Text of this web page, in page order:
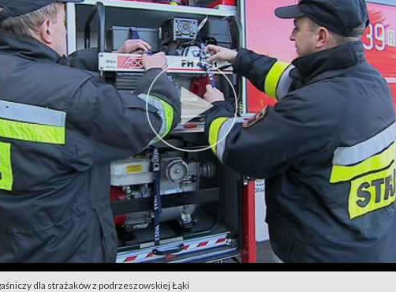
dla strażaków z podrzeszowskiej Łąki